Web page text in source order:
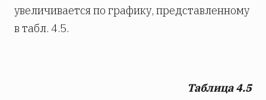
увеличивается по графику, представленному
в табл. 4.5.
Таблица 4.5